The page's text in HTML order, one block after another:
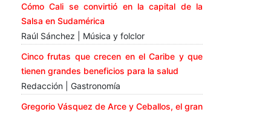
Cómo Cali se convirtió en la capital de la
Salsa en Sudamérica
Raúl Sánchez | Música y folclor
Cinco frutas que crecen en el Caribe y que
tienen grandes beneficios para la salud
Redacción | Gastronomía
Gregorio Vásquez de Arce y Ceballos, el gran